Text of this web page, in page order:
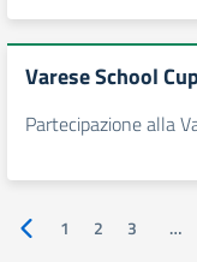
Varese School Cup
Partecipazione alla
Pagina precedente
1 2 3 …